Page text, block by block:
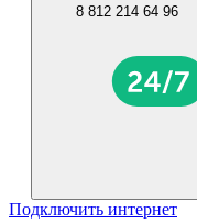
8 812 214 64 96
Подключить интернет